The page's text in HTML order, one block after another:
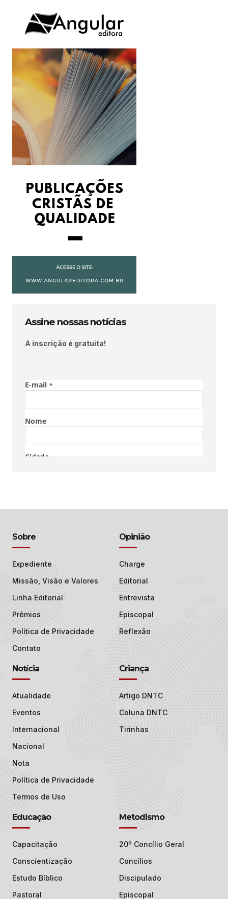
Assine nossas notícias
A inscrição é gratuita!
Sobre
Expediente
Missão, Visão e Valores
Linha Editorial
Prêmios
Política de Privacidade
Contato
Opinião
Charge
Editorial
Entrevista
Episcopal
Reflexão
Notícia
Atualidade
Eventos
Internacional
Nacional
Nota
Política de Privacidade
Termos de Uso
Criança
Artigo DNTC
Coluna DNTC
Tirinhas
Educação
Capacitação
Conscientização
Estudo Bíblico
Pastoral
Metodismo
20º Concílio Geral
Concílios
Discipulado
Episcopal